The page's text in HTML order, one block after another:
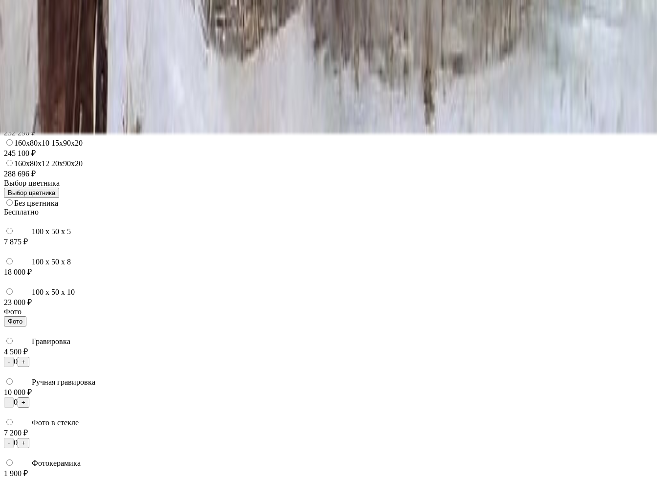
120x60x10 15x70x20
140x70x10 15x80x20
197 520 ₽
140x70x12 20x80x20
232 296 ₽
160x80x10 15x90x20
245 100 ₽
160x80x12 20x90x20
288 696 ₽
Выбор цветника
Выбор цветника
Без цветника
Бесплатно
100 x 50 x 5
7 875 ₽
100 x 50 x 8
18 000 ₽
100 x 50 x 10
23 000 ₽
Фото
Фото
Гравировка
4 500 ₽
- 0 +
Ручная гравировка
10 000 ₽
- 0 +
Фото в стекле
7 200 ₽
- 0 +
Фотокерамика
1 900 ₽